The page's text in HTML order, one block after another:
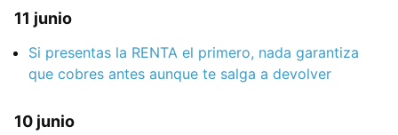
11 junio
Si presentas la RENTA el primero, nada garantiza
que cobres antes aunque te salga a devolver
10 junio